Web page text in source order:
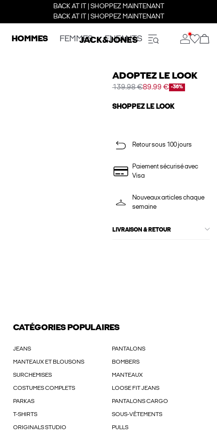
BACK AT IT | SHOPPEZ MAINTENANT
BACK AT IT | SHOPPEZ MAINTENANT
HOMMES FEMMES ENFANTS
ADOPTEZ LE LOOK
139.98 €89.99 € -36%
SHOPPEZ LE LOOK
Retour sous 100 jours
Paiement sécurisé avec
Visa
Nouveaux articles chaque
semaine
LIVRAISON & RETOUR
CATÉGORIES POPULAIRES
JEANS PANTALONS
MANTEAUX ET BLOUSONS BOMBERS
SURCHEMISES MANTEAUX
COSTUMES COMPLETS LOOSE FIT JEANS
PARKAS PANTALONS CARGO
T-SHIRTS SOUS-VÊTEMENTS
ORIGINALS STUDIO PULLS